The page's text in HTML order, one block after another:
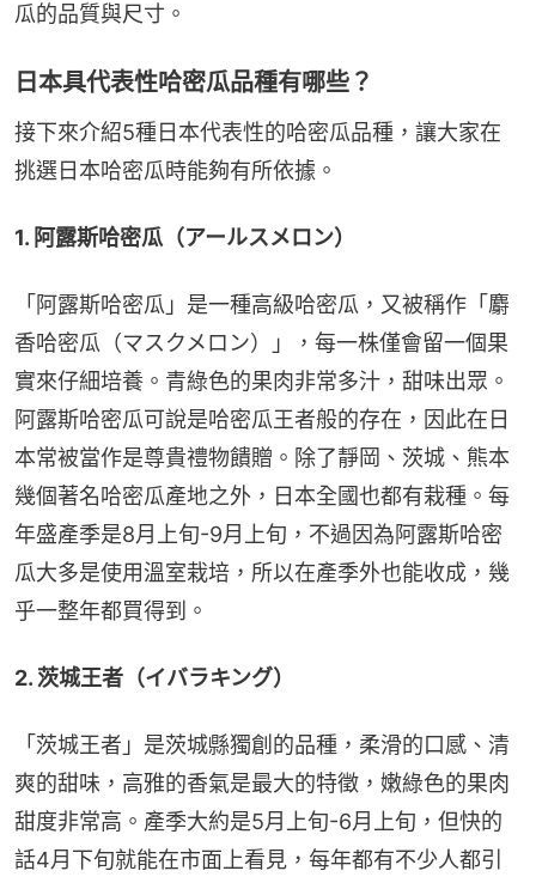
瓜的品質與尺寸。
日本具代表性哈密瓜品種有哪些？
接下來介紹5種日本代表性的哈密瓜品種，讓大家在
挑選日本哈密瓜時能夠有所依據。
1. 阿露斯哈密瓜（アールスメロン）
「阿露斯哈密瓜」是一種高級哈密瓜，又被稱作「麝
香哈密瓜（マスクメロン）」，每一株僅會留一個果
實來仔細培養。青綠色的果肉非常多汁，甜味出眾。
阿露斯哈密瓜可說是哈密瓜王者般的存在，因此在日
本常被當作是尊貴禮物饋贈。除了靜岡、茨城、熊本
幾個著名哈密瓜產地之外，日本全國也都有栽種。每
年盛產季是8月上旬-9月上旬，不過因為阿露斯哈密
瓜大多是使用溫室栽培，所以在產季外也能收成，幾
乎一整年都買得到。
2. 茨城王者（イバラキング）
「茨城王者」是茨城縣獨創的品種，柔滑的口感、清
爽的甜味，高雅的香氣是最大的特徵，嫩綠色的果肉
甜度非常高。產季大約是5月上旬-6月上旬，但快的
話4月下旬就能在市面上看見，每年都有不少人都引